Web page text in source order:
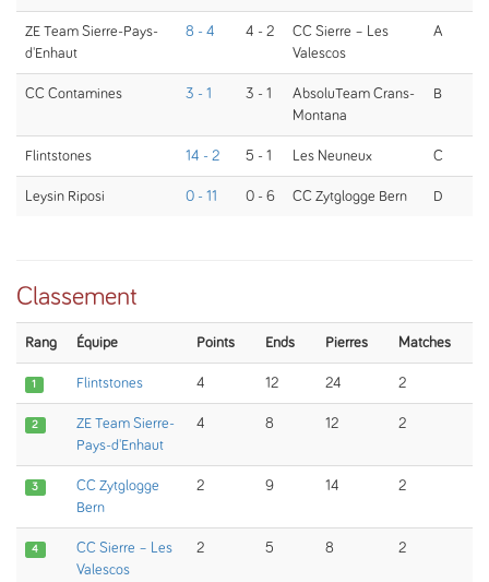
ZE Team Sierre-Pays-
d'Enhaut
8 - 4 4 - 2
CC Sierre – Les
Valescos
A
CC Contamines 3 - 1 3 - 1
AbsoluTeam Crans-
Montana
B
Flintstones 14 - 2 5 - 1 Les Neuneux C
Leysin Riposi 0 - 11 0 - 6 CC Zytglogge Bern D
Classement
Rang Équipe Points Ends Pierres Matches
1 Flintstones 4 12 24 2
2
ZE Team Sierre-
Pays-d'Enhaut
4 8 12 2
3
CC Zytglogge
Bern
2 9 14 2
4
CC Sierre – Les
Valescos
2 5 8 2